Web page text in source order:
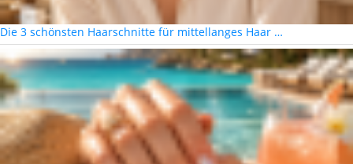
Die 3 schönsten Haarschnitte für mittellanges Haar …